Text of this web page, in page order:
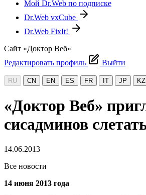
Мой Dr.Web по подписке
Dr.Web vxCube
Dr.Web FixIt!
Сайт «Доктор Веб»
Редактировать профиль
Выйти
RU CN EN ES FR IT JP KZ
«Доктор Веб»
сисадминов
14.06.2013
Все новости
14 июня 2013 года